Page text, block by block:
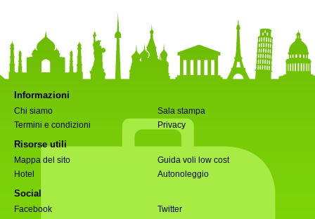
Informazioni
Chi siamo
Sala stampa
Termini e condizioni
Privacy
Risorse utili
Mappa del sito
Guida voli low cost
Hotel
Autonoleggio
Social
Facebook
Twitter